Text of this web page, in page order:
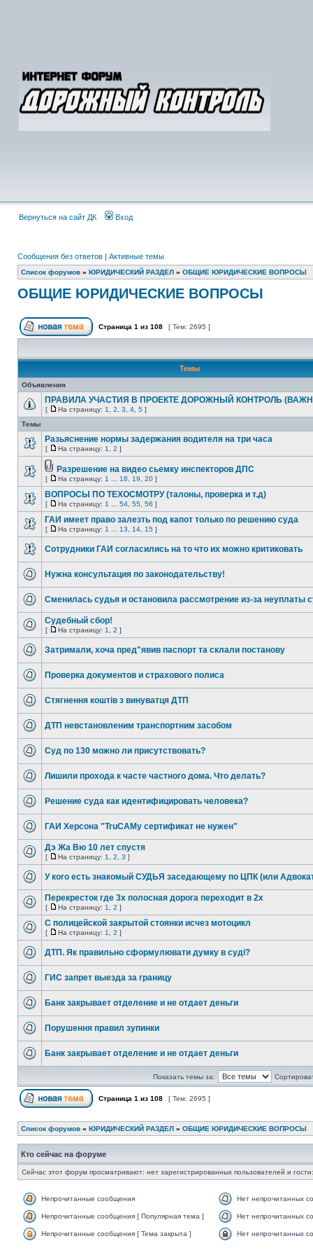
Вернуться на сайт ДК Вход
Сообщения без ответов | Активные темы
Список форумов » ЮРИДИЧЕСКИЙ РАЗДЕЛ » ОБЩИЕ ЮРИДИЧЕСКИЕ ВОПРОСЫ
ОБЩИЕ ЮРИДИЧЕСКИЕ ВОПРОСЫ
Страница 1 из 108 [ Тем: 2695 ]
Темы
Объявления
ПРАВИЛА УЧАСТИЯ В ПРОЕКТЕ ДОРОЖНЫЙ КОНТРОЛЬ
[ На страницу: 1 2 3 4 5 ]
Темы
Разьяснение нормы задержания водителя на три часа
[ На страницу: 1 2 ]
Разрешение на видео сьемку инспекторов ДПС
[ На страницу: 1 18 19 20 ]
ВОПРОСЫ ПО ТЕХОСМОТРУ (талоны, проверка и т.д)
[ На страницу: 1 54 55 56 ]
ГАИ имеет право залезть под капот только по решению суда
[ На страницу: 1 13 14 15 ]
Сотрудники ГАИ согласились на то что их можно критиковать
Нужна консультация по законодательству!
Сменилась судья и остановила рассмотрение из-за неуплаты
Судебный сбор!
[ На страницу: 1 2 ]
Затримали, хоча пред"явив паспорт та склали постанову
Проверка документов и страхового полиса
Стягнення коштів з винуватця ДТП
ДТП невстановленим транспортним засобом
Суд по 130 можно ли присутствовать?
Лишили прохода к часте частного дома. Что делать?
Решение суда как идентифицировать человека?
ГАИ Херсона "TruCAMy сертификат не нужен"
Дэ Жа Вю 10 лет спустя
[ На страницу: 1 2 3 ]
У кого есть знакомый СУДЬЯ заседающему по ЦПК (или
Перекресток где 3х полосная дорога переходит в 2х
[ На страницу: 1 2 ]
С полицейской закрытой стоянки исчез мотоцикл
[ На страницу: 1 2 ]
ДТП. Як правильно сформулювати думку в суді?
ГИС запрет выезда за границу
Банк закрывает отделение и не отдает деньги
Порушення правил зупинки
Банк закрывает отделение и не отдает деньги
Показать темы за:
Страница 1 из 108 [ Тем: 2695 ]
Список форумов » ЮРИДИЧЕСКИЙ РАЗДЕЛ » ОБЩИЕ ЮРИДИЧЕСКИЕ ВОПРОСЫ
Кто сейчас на форуме
Сейчас этот форум просматривают: нет зарегистрированных пользователей и
Непрочитанные сообщения Нет непрочитанных
Непрочитанные сообщения [ Популярная тема ] Нет непрочитанных
Непрочитанные сообщения [ Тема закрыта ] Нет непрочитанных